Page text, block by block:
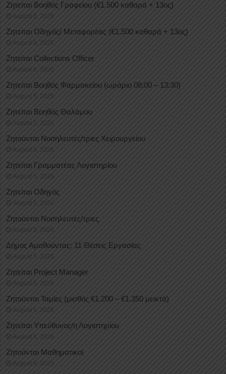
Ζητείται Βοηθός Γραφείου (€1.500 καθαρά + 13ος)
August 6, 2026
Ζητείται Οδηγός/ Μεταφορέας (€1.500 καθαρά + 13ος)
August 6, 2026
Ζητείται Collections Officer
August 6, 2026
Ζητείται Βοηθός Φαρμακείου (ωράριο 08:00 – 13:30)
August 5, 2026
Ζητείται Βοηθός Θαλάμου
August 5, 2026
Ζητούνται Νοσηλευτές/τριες Χειρουργείου
August 5, 2026
Ζητείται Γραμματέας Λογιστηρίου
August 5, 2026
Ζητείται Οδηγός
August 5, 2026
Ζητούνται Νοσηλευτές/τριες
August 5, 2026
Δήμος Αμαθούντας: 11 Θέσεις Εργασίας
August 5, 2026
Ζητείται Project Manager
August 5, 2026
Ζητούνται Ταμίες (μισθός €1.200 – €1.350 μεικτά)
August 5, 2026
Ζητείται Υπεύθυνος/η Λογιστηρίου
August 4, 2026
Ζητούνται Μαθηματικοί
August 4, 2026